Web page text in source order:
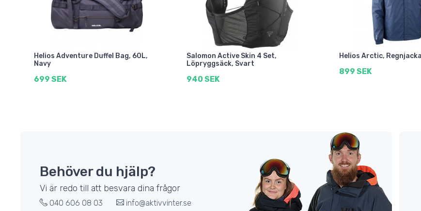
Helios Adventure Duffel Bag, 60L,
Navy
699 SEK
Salomon Active Skin 4 Set,
Löpryggsäck, Svart
940 SEK
Helios Arctic,
899 SEK
Behöver du hjälp?
Vi är redo till att besvara dina frågor
040 606 08 03 info@aktivvinter.se